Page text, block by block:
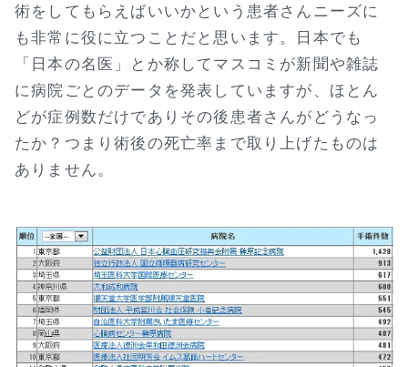
術をしてもらえばいいかという患者さんニーズに
も非常に役に立つことだと思います。日本でも
「日本の名医」とか称してマスコミが新聞や雑誌
に病院ごとのデータを発表していますが、ほとん
どが症例数だけでありその後患者さんがどうなっ
たか？つまり術後の死亡率まで取り上げたものは
ありません。